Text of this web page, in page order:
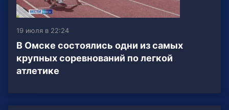
19 июля в 22:24
В Омске состоялись одни из самых
крупных соревнований по легкой
атлетике